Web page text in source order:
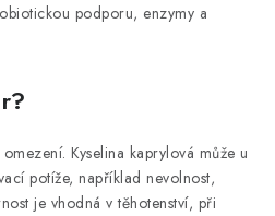
podporu, enzymy a
Kyselina kaprylová může u
potíže, například nevolnost,
je vhodná v těhotenství, při